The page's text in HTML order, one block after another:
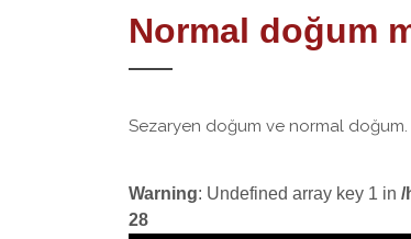
Normal doğum
Sezaryen doğum ve normal
Warning: Undefined array key 1 in /
28